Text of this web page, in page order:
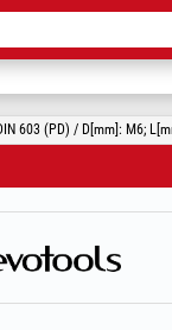
603 (PD) / D[mm]: M6;